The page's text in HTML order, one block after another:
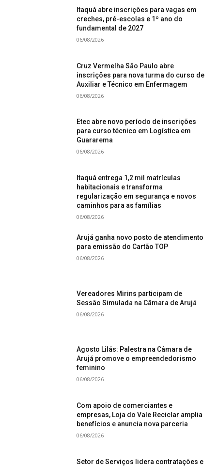
Itaquá abre inscrições para vagas em
creches, pré-escolas e 1º ano do
fundamental de 2027
06/08/2026
Cruz Vermelha São Paulo abre
inscrições para nova turma do curso de
Auxiliar e Técnico em Enfermagem
06/08/2026
Etec abre novo período de inscrições
para curso técnico em Logística em
Guararema
06/08/2026
Itaquá entrega 1,2 mil matrículas
habitacionais e transforma
regularização em segurança e novos
caminhos para as famílias
06/08/2026
Arujá ganha novo posto de atendimento
para emissão do Cartão TOP
06/08/2026
Vereadores Mirins participam de
Sessão Simulada na Câmara de Arujá
06/08/2026
Agosto Lilás: Palestra na Câmara de
Arujá promove o empreendedorismo
feminino
06/08/2026
Com apoio de comerciantes e
empresas, Loja do Vale Reciclar amplia
benefícios e anuncia nova parceria
06/08/2026
Setor de Serviços lidera contratações e